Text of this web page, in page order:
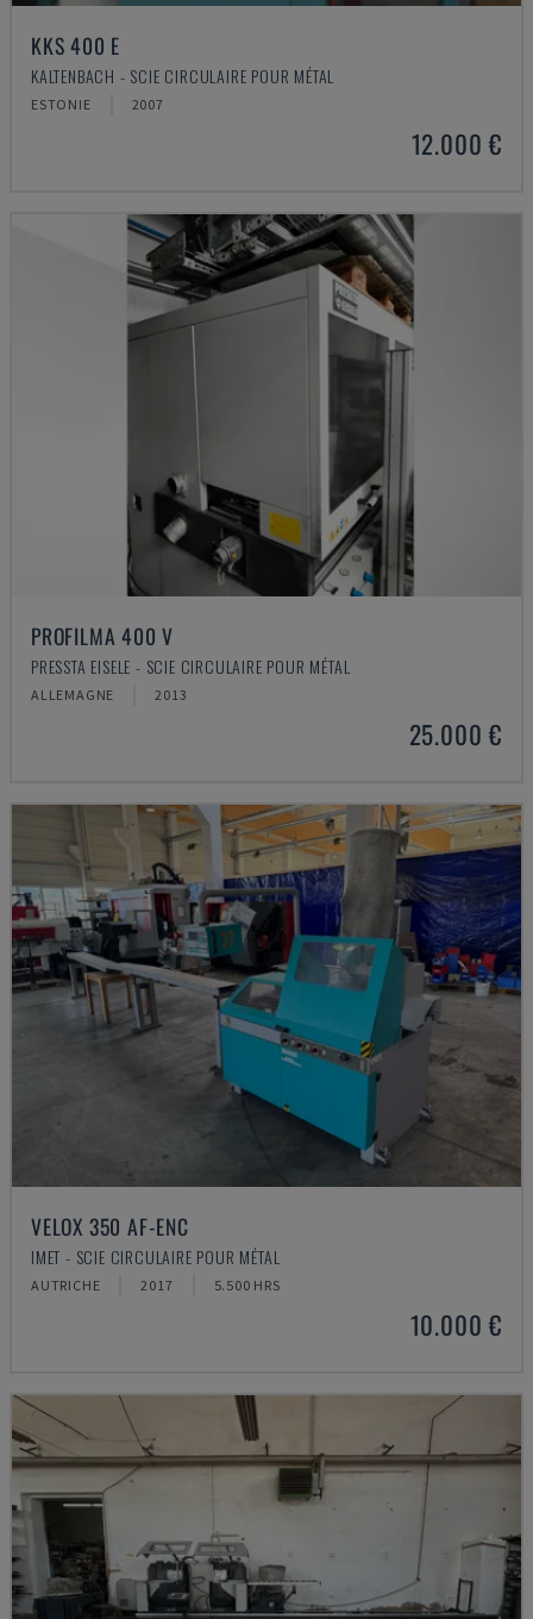
KKS 400 E
KALTENBACH - SCIE CIRCULAIRE POUR MÉTAL
ESTONIE 2007
12.000 €
PROFILMA 400 V
PRESSTA EISELE - SCIE CIRCULAIRE POUR MÉTAL
ALLEMAGNE 2013
25.000 €
VELOX 350 AF-ENC
IMET - SCIE CIRCULAIRE POUR MÉTAL
AUTRICHE 2017 5.500 HRS
10.000 €